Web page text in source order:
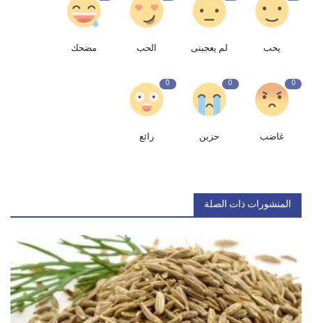
يحب لم يعجبنى الحب مضحك
0
غاضب
0
حزين
0
رائع
المنشورات ذات الصلة